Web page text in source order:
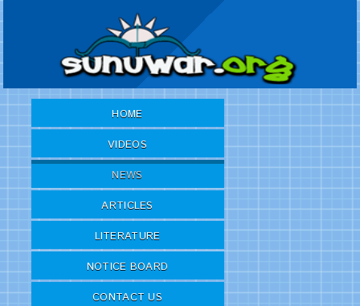
HOME
VIDEOS
NEWS
ARTICLES
LITERATURE
NOTICE BOARD
CONTACT US